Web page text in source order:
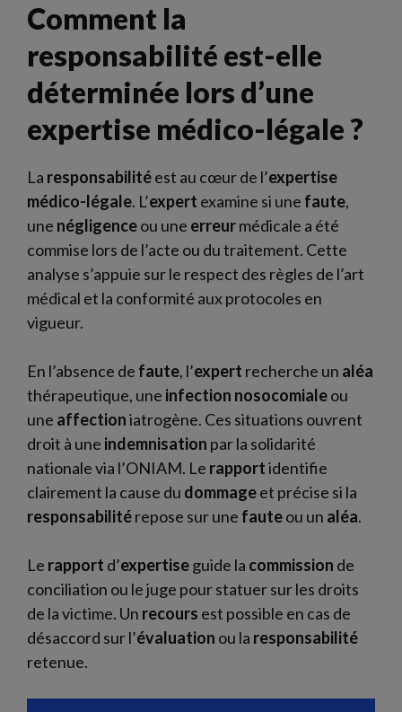
Comment la
responsabilité est-elle
déterminée lors d’une
expertise médico-légale ?
La responsabilitéest au cœur de l’expertise
médico-légale. L’expert examine si une faute,
une négligenceou une erreurmédicale a été
commise lors de l’acte ou du traitement. Cette
analyse s’appuie sur le respect des règles de l’art
médical et la conformité aux protocoles en
vigueur.
En l’absence de faute, l’expert recherche un aléa
thérapeutique, une infection nosocomialeou
une affectioniatrogène. Ces situations ouvrent
droit à une indemnisation par la solidarité
nationale via l’ONIAM. Le rapportidentifie
clairement la cause du dommageet précise si la
responsabilitérepose sur une fauteou un aléa.
Le rapport d’expertiseguide la commission de
conciliation ou le juge pour statuer sur les droits
de la victime. Un recours est possible en cas de
désaccord sur l’évaluation ou la responsabilité
retenue.